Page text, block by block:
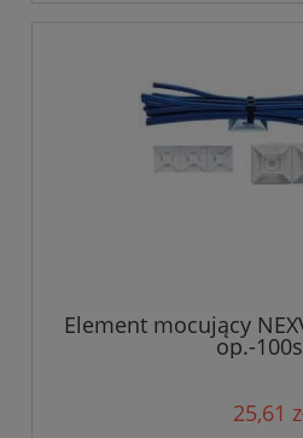
Element mocujący
op.-
25,61